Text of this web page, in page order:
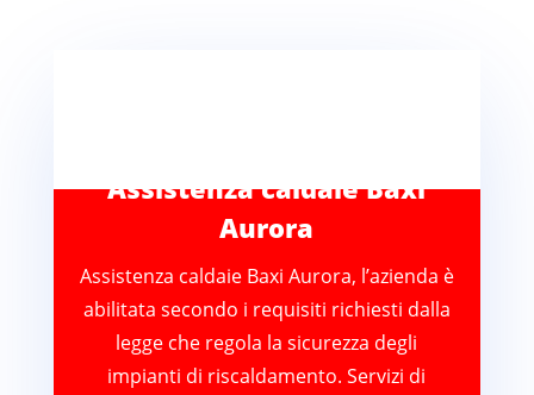
Assistenza caldaie Baxi
Aurora
Assistenza caldaie Baxi Aurora, l’azienda è
abilitata secondo i requisiti richiesti dalla
legge che regola la sicurezza degli
impianti di riscaldamento. Servizi di